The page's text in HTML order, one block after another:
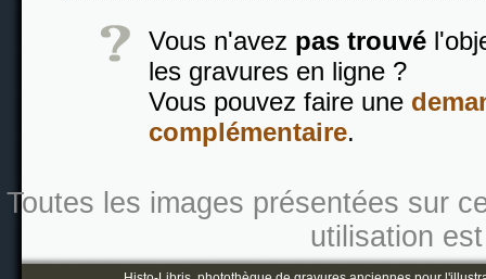
Vous n'avez pas trouvé
les gravures en ligne ?
Vous pouvez faire une
complémentaire.
Toutes les images présentées sur
utilisation